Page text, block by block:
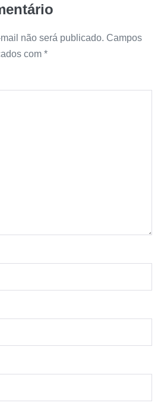
não será publicado. Campos
com *